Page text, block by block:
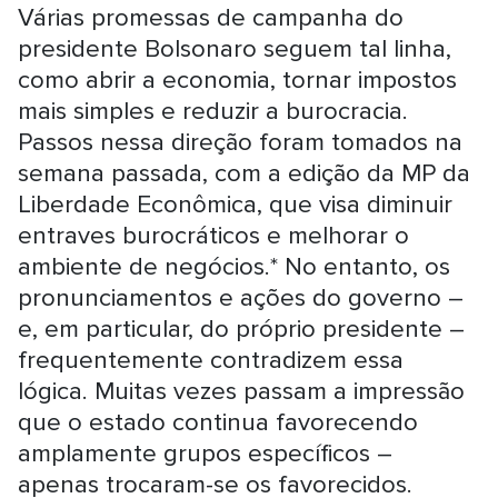
Várias promessas de campanha do
presidente Bolsonaro seguem tal linha,
como abrir a economia, tornar impostos
mais simples e reduzir a burocracia.
Passos nessa direção foram tomados na
semana passada, com a edição da MP da
Liberdade Econômica, que visa diminuir
entraves burocráticos e melhorar o
ambiente de negócios.* No entanto, os
pronunciamentos e ações do governo –
e, em particular, do próprio presidente –
frequentemente contradizem essa
lógica. Muitas vezes passam a impressão
que o estado continua favorecendo
amplamente grupos específicos –
apenas trocaram-se os favorecidos.